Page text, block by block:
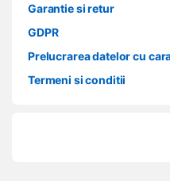
Garantie si retur
GDPR
Prelucrarea datelor cu
Termeni si conditii